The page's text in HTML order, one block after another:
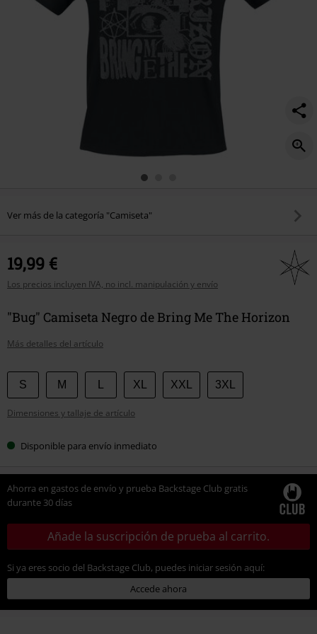
Ver más de la categoría "Camiseta"
19,99 €
Los precios incluyen IVA, no incl. manipulación y envío
"Bug" Camiseta Negro de Bring Me The Horizon
Más detalles del artículo
Elige
tu
talla
S M XL XXL 3XL
Dimensiones y tallaje de artículo
Disponible para envío inmediato
Ahorra en gastos de envío y prueba Backstage Club gratis
durante 30 días
Añade la suscripción de prueba al carrito.
Si ya eres socio del Backstage Club, puedes iniciar sesión aquí:
Accede ahora